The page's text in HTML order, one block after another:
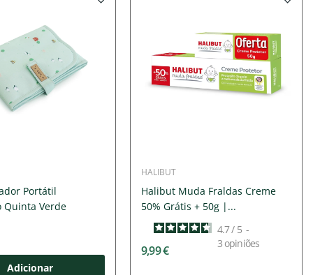
Portátil
Quinta Verde
Adicionar
HALIBUT
Halibut Muda Fraldas Creme
50% Grátis + 50g |...
4.7/ 5 -
3 opiniões
9,99 €